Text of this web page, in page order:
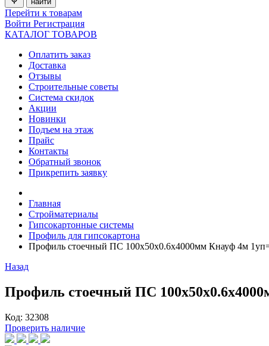
Перейти к товарам
Войти Регистрация
КАТАЛОГ ТОВАРОВ
Оплатить заказ
Доставка
Отзывы
Строительные советы
Система скидок
Акции
Новинки
Подъем на этаж
Прайс
Контакты
Обратный звонок
Прикрепить заявку
Главная
Стройматериалы
Гипсокартонные системы
Профиль для гипсокартона
Профиль стоечный ПС 100х50х0.6х4000мм Кнауф 4м
Назад
Профиль стоечный ПС
Код: 32308
Проверить наличие